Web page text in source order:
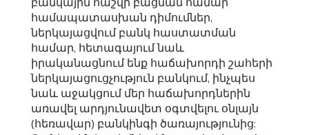
համապատասխան դիմումներ,
ներկայացվում բանկ հաստատման
համար, հետագայում նաև
իրականացնում ենք հաճախորդի շահերի
ներկայացուցչություն բանկում, ինչպես
նաև աջակցում մեր հաճախորդներին
առավել արդյունավետ օգտվելու օնլայն
(հեռավար) բանկինգի ծառայությունից: